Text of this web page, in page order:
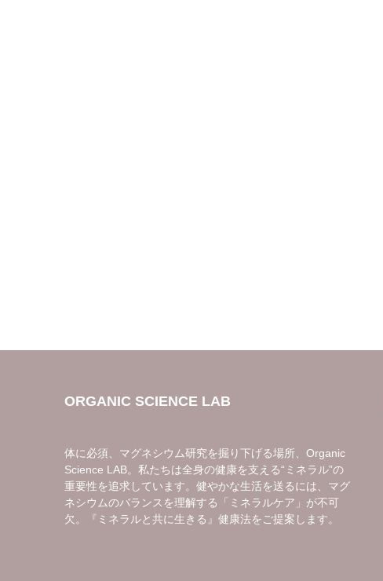
ORGANIC SCIENCE LAB
体に必須、マグネシウム研究を掘り下げる場所、Organic
Science LAB。私たちは全身の健康を支える“ミネラル”の
重要性を追求しています。健やかな生活を送るには、マグ
ネシウムのバランスを理解する「ミネラルケア」が不可
欠。『ミネラルと共に生きる』健康法をご提案します。